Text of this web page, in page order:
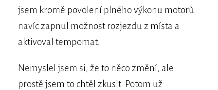
jsem kromě povolení plného výkonu motorů
navíc zapnul možnost rozjezdu z místa a
aktivoval tempomat.
Nemyslel jsem si, že to něco změní, ale
prostě jsem to chtěl zkusit. Potom už